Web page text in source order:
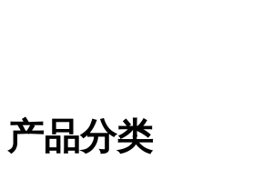
产品分类